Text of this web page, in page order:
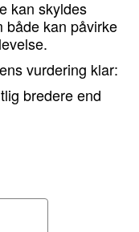
kan skyldes
både kan påvirke
vurdering klar:
bredere end